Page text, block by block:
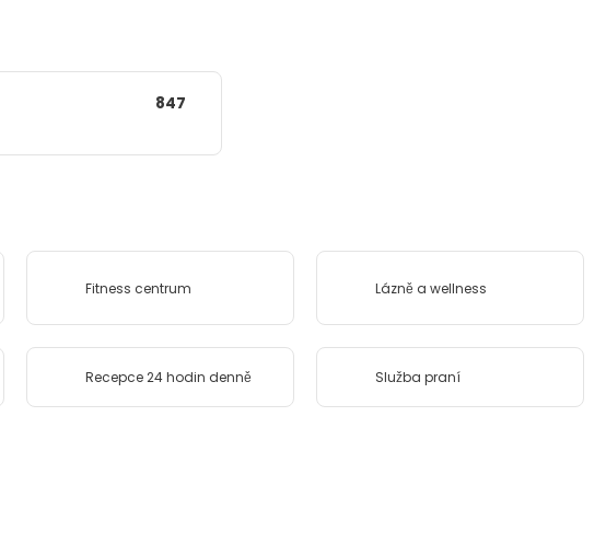
847
Fitness centrum Lázně a wellness
Recepce 24 hodin denně Služba praní